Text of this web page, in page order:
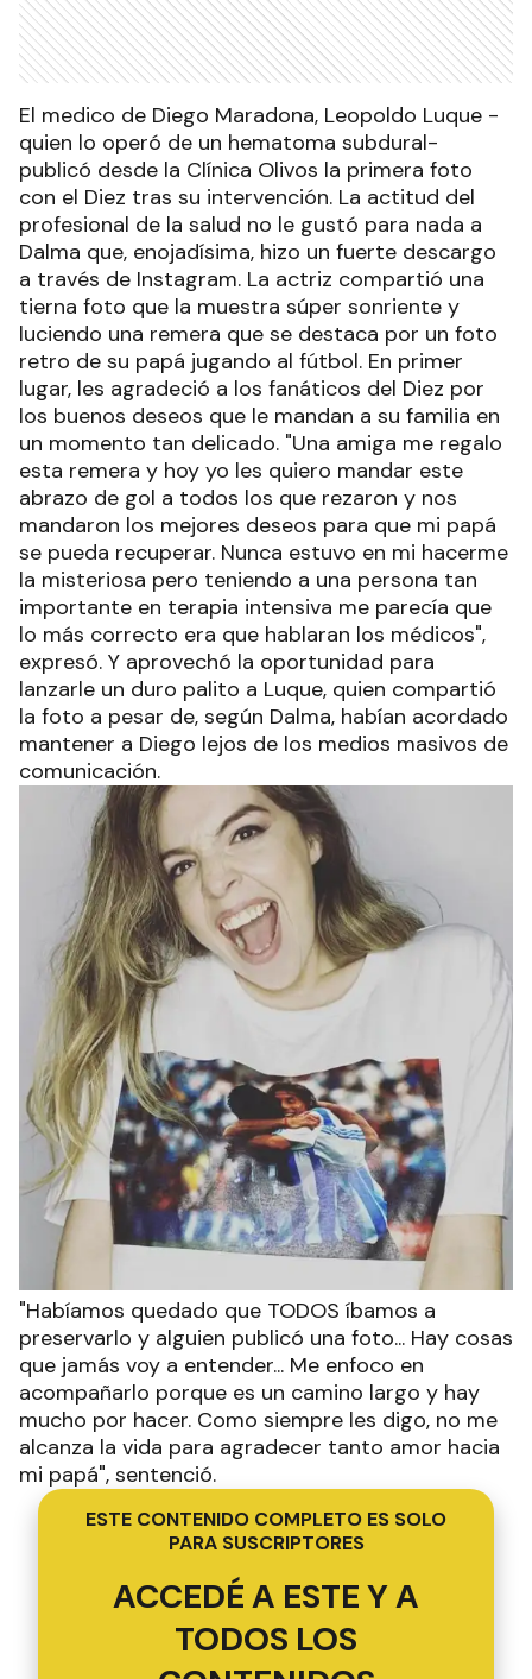
El medico de Diego Maradona, Leopoldo Luque -
quien lo operó de un hematoma subdural-
publicó desde la Clínica Olivos la primera foto
con el Diez tras su intervención. La actitud del
profesional de la salud no le gustó para nada a
Dalma que, enojadísima, hizo un fuerte descargo
a través de Instagram. La actriz compartió una
tierna foto que la muestra súper sonriente y
luciendo una remera que se destaca por un foto
retro de su papá jugando al fútbol. En primer
lugar, les agradeció a los fanáticos del Diez por
los buenos deseos que le mandan a su familia en
un momento tan delicado. "Una amiga me regalo
esta remera y hoy yo les quiero mandar este
abrazo de gol a todos los que rezaron y nos
mandaron los mejores deseos para que mi papá
se pueda recuperar. Nunca estuvo en mi hacerme
la misteriosa pero teniendo a una persona tan
importante en terapia intensiva me parecía que
lo más correcto era que hablaran los médicos",
expresó. Y aprovechó la oportunidad para
lanzarle un duro palito a Luque, quien compartió
la foto a pesar de, según Dalma, habían acordado
mantener a Diego lejos de los medios masivos de
comunicación.
"Habíamos quedado que TODOS íbamos a
preservarlo y alguien publicó una foto... Hay cosas
que jamás voy a entender... Me enfoco en
acompañarlo porque es un camino largo y hay
mucho por hacer. Como siempre les digo, no me
alcanza la vida para agradecer tanto amor hacia
mi papá", sentenció.
ESTE CONTENIDO COMPLETO ES SOLO
PARA SUSCRIPTORES
ACCEDÉ A ESTE Y A
TODOS LOS